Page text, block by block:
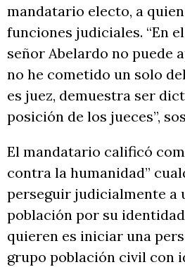
mandatario electo, a
funciones judiciales. “En
señor Abelardo no puede
no he cometido un solo
es juez, demuestra ser
posición de los jueces”,
El mandatario calificó
contra la humanidad”
perseguir judicialmente a
población por su
quieren es iniciar una
grupo población civil con